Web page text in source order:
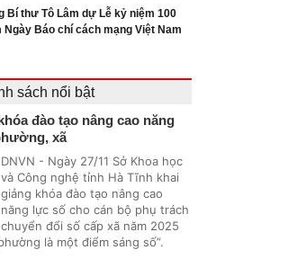
Bí thư Tô Lâm dự Lễ kỷ niệm 100
Ngày Báo chí cách mạng Việt Nam
sách nổi bật
đào tạo nâng cao năng
xã
DNVN - Ngày 27/11 Sở Khoa học
và Công nghệ tỉnh Hà Tĩnh khai
giảng khóa đào tạo nâng cao
năng lực số cho cán bộ phụ trách
chuyển đổi số cấp xã năm 2025
là một điểm sáng số”.